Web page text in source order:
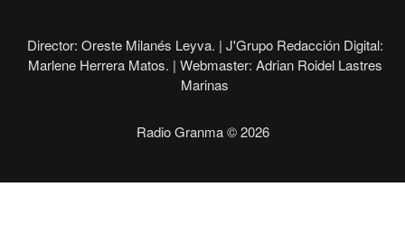
Director: Oreste Milanés Leyva. | J'Grupo Redacción Digital:
Marlene Herrera Matos. | Webmaster: Adrian Roidel Lastres
Marinas
Radio Granma © 2026